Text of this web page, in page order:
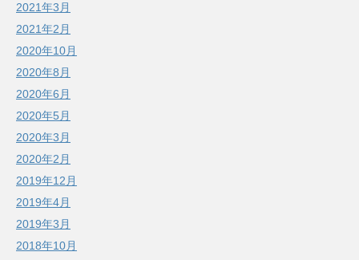
2021年3月
2021年2月
2020年10月
2020年8月
2020年6月
2020年5月
2020年3月
2020年2月
2019年12月
2019年4月
2019年3月
2018年10月